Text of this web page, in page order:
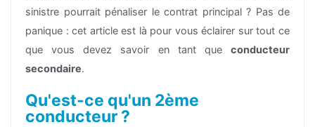
sinistre pourrait pénaliser le contrat principal ? Pas de
panique : cet article est là pour vous éclairer sur tout ce
que vous devez savoir en tant que conducteur
secondaire.
Qu'est-ce qu'un 2ème
conducteur ?